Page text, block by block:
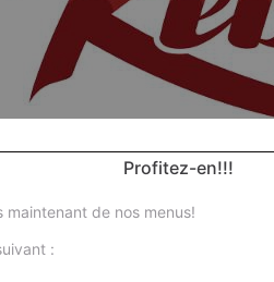
Profitez-en!!!
de nos menus!
: